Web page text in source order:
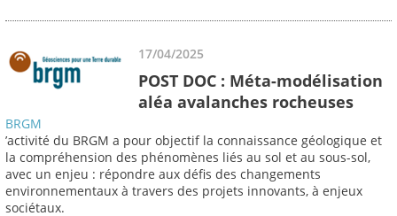
17/04/2025
POST DOC : Méta-modélisation
aléa avalanches rocheuses
BRGM
’activité du BRGM a pour objectif la connaissance géologique et
la compréhension des phénomènes liés au sol et au sous-sol,
avec un enjeu : répondre aux défis des changements
environnementaux à travers des projets innovants, à enjeux
sociétaux.